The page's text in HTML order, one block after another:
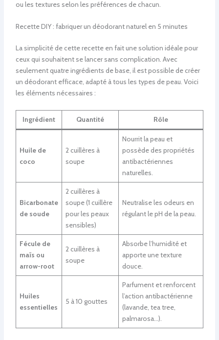
ou les textures selon les préférences de chacun.
Recette DIY : fabriquer un déodorant naturel en 5 minutes
La simplicité de cette recette en fait une solution idéale pour
ceux qui souhaitent se lancer sans complication. Avec
seulement quatre ingrédients de base, il est possible de créer
un déodorant efficace, adapté à tous les types de peau. Voici
les éléments nécessaires :
Ingrédient Quantité Rôle
Huile de
coco
2 cuillères à
soupe
Nourrit la peau et
possède des propriétés
antibactériennes
naturelles.
Bicarbonate
de soude
2 cuillères à
soupe (1 cuillère
pour les peaux
sensibles)
Neutralise les odeurs en
régulant le pH de la peau.
Fécule de
maïs ou
arrow-root
2 cuillères à
soupe
Absorbe l’humidité et
apporte une texture
douce.
Huiles
essentielles
5 à 10 gouttes
Parfument et renforcent
l’action antibactérienne
(lavande, tea tree,
palmarosa…).